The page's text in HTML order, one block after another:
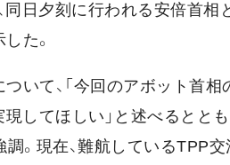
日夕刻に行われる安倍首相
た。
いて、「今回のアボット首相
てほしい」と述べるととも
。現在、難航しているTPP交